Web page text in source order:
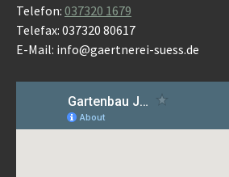
Telefon: 037320 1679
Telefax: 037320 80617
E-Mail: info@gaertnerei-suess.de